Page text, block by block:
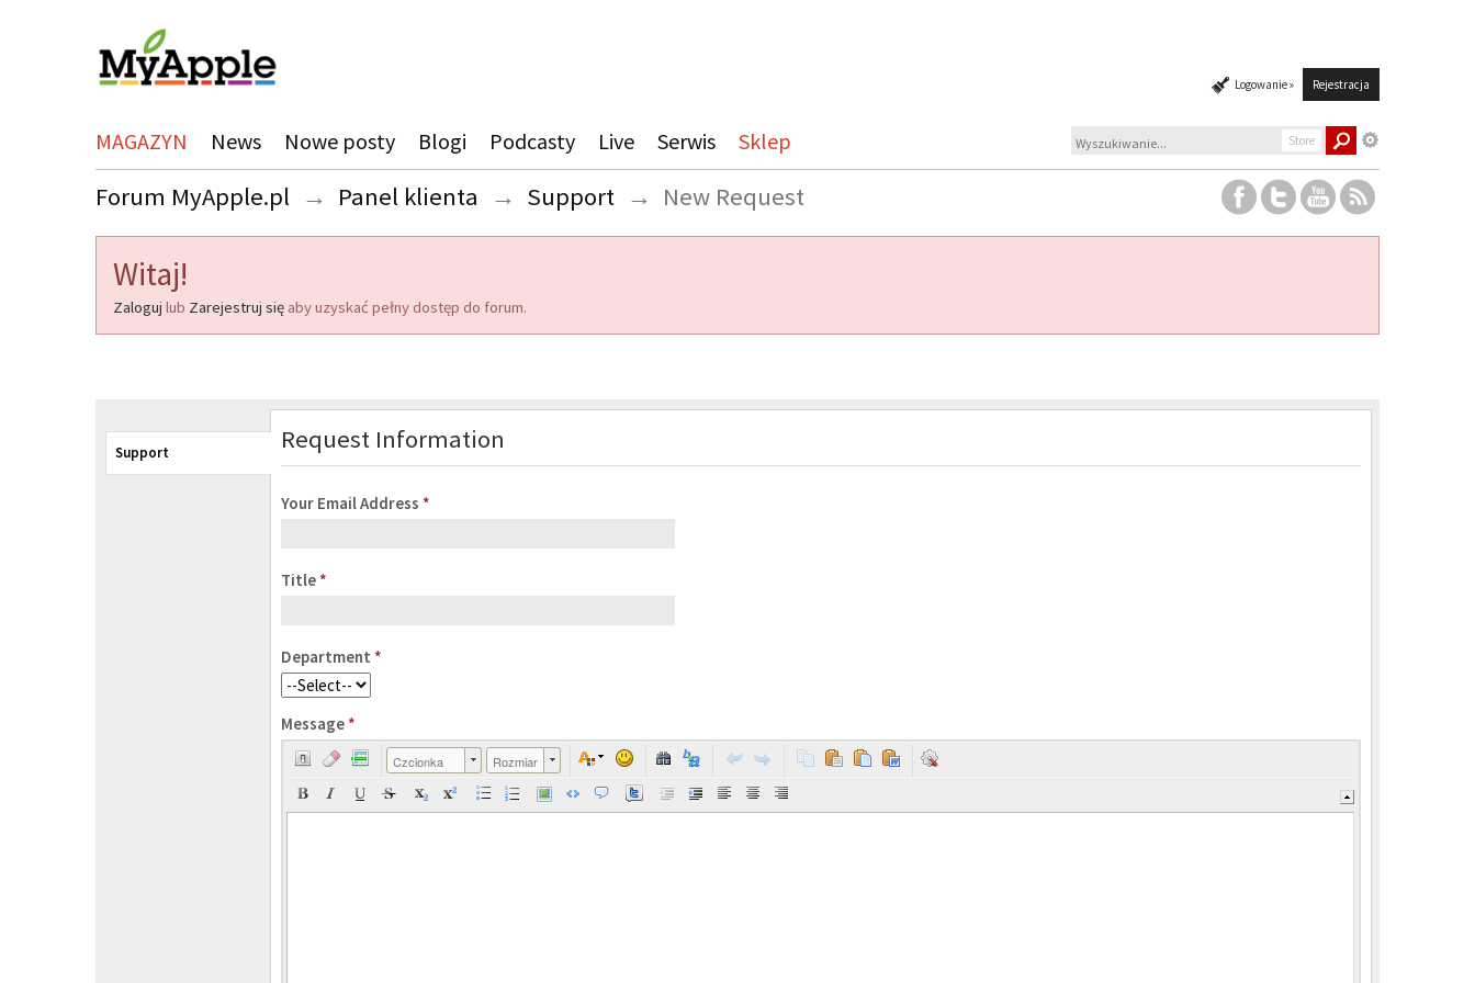
Logowanie » Rejestracja
MAGAZYN News Nowe posty Blogi Podcasty Live Serwis Sklep Store
Forum MyApple.pl → Panel klienta → Support → New Request
Witaj!
Zaloguj lub Zarejestruj się aby uzyskać pełny dostęp do forum.
Support Request Information
Your Email Address *
Title *
Department *
Message *
Czcionka Rozmiar